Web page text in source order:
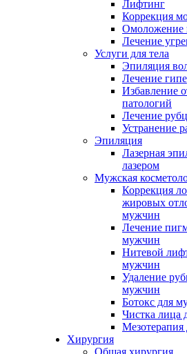
Лифтинг
Коррекция
Омоложение
Лечение
Услуги для тела
Эпиляция
Лечение
Избавление
патологий
Лечение
Устранение
Эпиляция
Лазерная
лазером
Мужская
Коррекция
жировых
мужчин
Лечение
мужчин
Нитевой
мужчин
Удаление
мужчин
Ботокс для
Чистка лица
Хирургия
Общая хирургия